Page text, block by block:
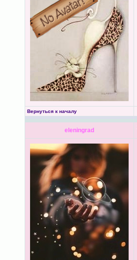
Вернуться к началу
eleningrad